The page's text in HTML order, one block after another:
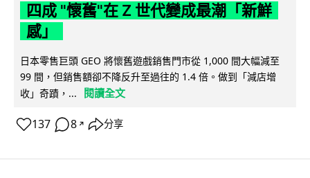
四成 "懷舊"在 Z 世代變成最潮「新鮮
感」
日本零售巨頭 GEO 將懷舊遊戲銷售門市從 1,000 間大幅減至
99 間，但銷售額卻不降反升至過往的 1.4 倍。做到「減店增
收」奇蹟，...
閱讀全文
137 8 ↗ 分享